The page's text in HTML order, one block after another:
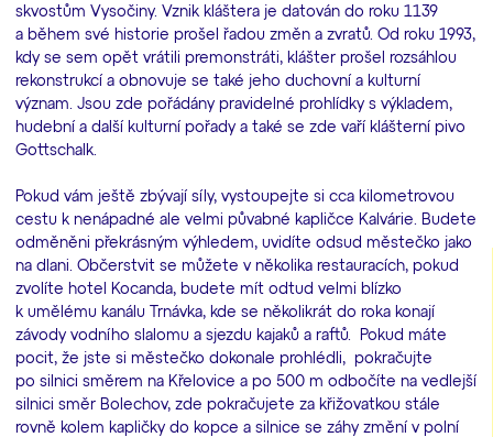
skvostům Vysočiny. Vznik kláštera je datován do roku 1139
a během své historie prošel řadou změn a zvratů. Od roku 1993,
kdy se sem opět vrátili premonstráti, klášter prošel rozsáhlou
rekonstrukcí a obnovuje se také jeho duchovní a kulturní
význam. Jsou zde pořádány pravidelné prohlídky s výkladem,
hudební a další kulturní pořady a také se zde vaří klášterní pivo
Gottschalk.
Pokud vám ještě zbývají síly, vystoupejte si cca kilometrovou
cestu k nenápadné ale velmi půvabné kapličce Kalvárie. Budete
odměněni překrásným výhledem, uvidíte odsud městečko jako
na dlani. Občerstvit se můžete v několika restauracích, pokud
zvolíte hotel Kocanda, budete mít odtud velmi blízko
k umělému kanálu Trnávka, kde se několikrát do roka konají
závody vodního slalomu a sjezdu kajaků a raftů. Pokud máte
pocit, že jste si městečko dokonale prohlédli, pokračujte
po silnici směrem na Křelovice a po 500 m odbočíte na vedlejší
silnici směr Bolechov, zde pokračujete za křižovatkou stále
rovně kolem kapličky do kopce a silnice se záhy změní v polní